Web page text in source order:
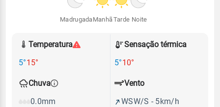
Madrugada Manhã Tarde Noite
Temperatura
5°15°
Sensação térmica
5°10°
Chuva
0.0mm
Vento
WSW/S - 5km/h